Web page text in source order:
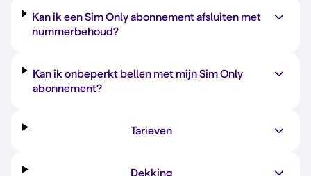
Kan ik een Sim Only abonnement afsluiten met
nummerbehoud?
Kan ik onbeperkt bellen met mijn Sim Only
abonnement?
Tarieven
Dekking